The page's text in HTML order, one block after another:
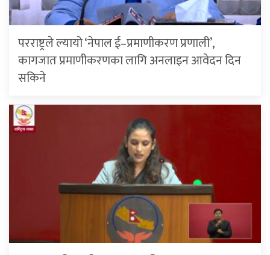
परराष्ट्रले ल्यायो ‘नेपाल ई–प्रमाणीकरण प्रणाली’,
कागजात प्रमाणीकरणका लागि अनलाइन आवेदन दिन
सकिने